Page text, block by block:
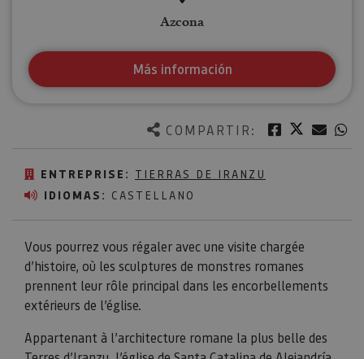
COMPARTIR: Facebook
Twitter
ENTREPRISE: TIERRAS DE IRANZU
IDIOMAS: CASTELLANO
Vous pourrez vous régaler avec une visite chargée
d’histoire, où les sculptures de monstres romanes
prennent leur rôle principal dans les encorbellements
extérieurs de l’église.
Appartenant à l’architecture romane la plus belle des
Azcona
Más información